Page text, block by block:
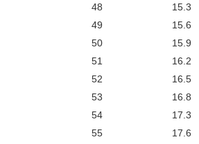
15.3
48
15.6
49
15.9
50
16.2
51
16.5
52
16.8
53
17.3
54
17.6
55